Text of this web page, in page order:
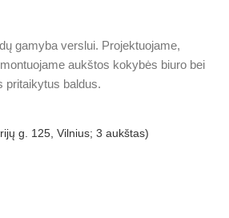
gamyba verslui. Projektuojame,
aukštos kokybės biuro bei
pritaikytus baldus.
g. 125, Vilnius; 3 aukštas)